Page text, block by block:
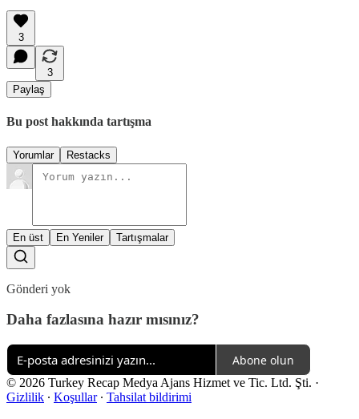
3
3
Paylaş
Bu post hakkında tartışma
Yorumlar Restacks
En üst En Yeniler Tartışmalar
Gönderi yok
Daha fazlasına hazır mısınız?
Abone olun
© 2026 Turkey Recap Medya Ajans Hizmet ve Tic. Ltd. Şti. ·
Gizlilik ∙ Koşullar∙ Tahsilat bildirimi